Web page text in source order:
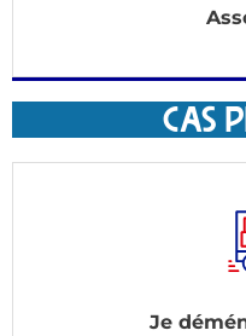
CAS
Je